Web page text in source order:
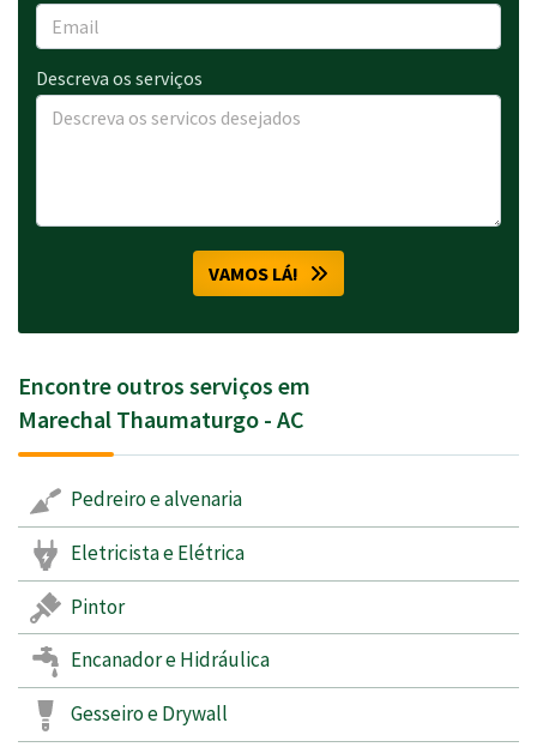
Descreva os serviços
VAMOS LÁ!
Encontre outros serviços em
Marechal Thaumaturgo - AC
Pedreiro e alvenaria
Eletricista e Elétrica
Pintor
Encanador e Hidráulica
Gesseiro e Drywall